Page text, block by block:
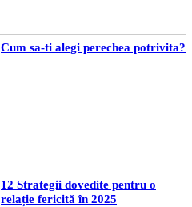
Cum sa-ti alegi perechea potrivita?
12 Strategii dovedite pentru o
relație fericită în 2025